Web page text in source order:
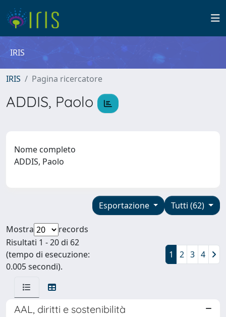
IRIS
IRIS Pagina ricercatore
ADDIS, Paolo
Nome completo
ADDIS, Paolo
Tutti (62)
Esportazione
Mostra
records
Risultati 1 - 20 di 62
(tempo di esecuzione:
0.005 secondi).
1 2 3 4
AAL, diritti e sostenibilità